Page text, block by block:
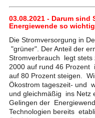
03.08.2021 - Darum
Energiewende so wichtig
Die Stromversorgung in
"grüner". Der Anteil der
Stromverbrauch legt stets
2000 auf rund 46 Prozent
auf 80 Prozent steigen.
Ökostrom tageszeit- und
und gleichmäßig ins Netz
Gelingen der
Technologien bereits